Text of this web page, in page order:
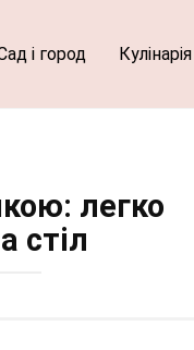
і город Кулінарія
легко
стіл